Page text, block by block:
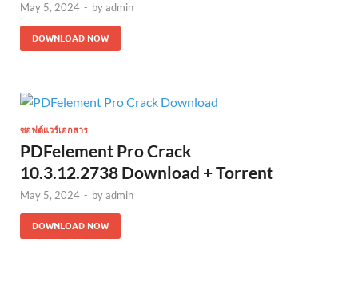
May 5, 2024 - byadmin
DOWNLOAD NOW
ซอฟต์แวร์เอกสาร
PDFelement Pro Crack
10.3.12.2738 Download + Torrent
May 5, 2024 - byadmin
DOWNLOAD NOW